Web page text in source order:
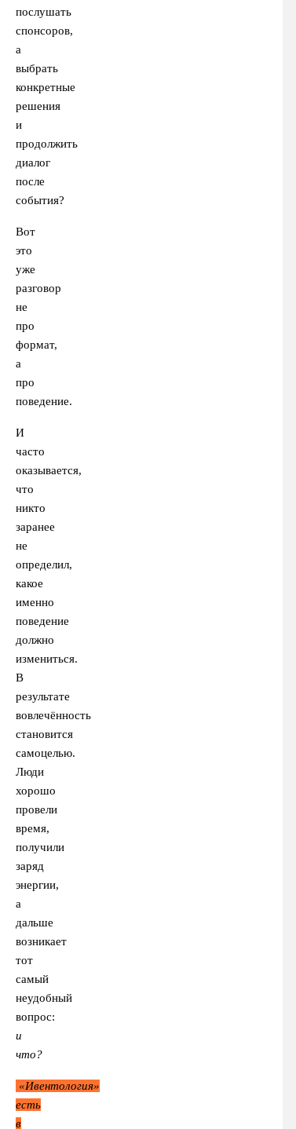
послушать
спонсоров,
а
выбрать
конкретные
решения
и
продолжить
диалог
после
события?
Вот
это
уже
разговор
не
про
формат,
а
про
поведение.
И
часто
оказывается,
что
никто
заранее
не
определил,
какое
именно
поведение
должно
измениться.
В
результате
вовлечённость
становится
самоцелью.
Люди
хорошо
провели
время,
получили
заряд
энергии,
а
дальше
возникает
тот
самый
неудобный
вопрос:
и
что?
«Ивентология»
есть
в